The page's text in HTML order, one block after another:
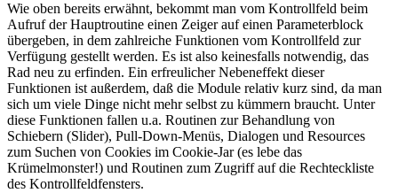
Wie oben bereits erwähnt, bekommt man vom Kontrollfeld beim
Aufruf der Hauptroutine einen Zeiger auf einen Parameterblock
übergeben, in dem zahlreiche Funktionen vom Kontrollfeld zur
Verfügung gestellt werden. Es ist also keinesfalls notwendig, das
Rad neu zu erfinden. Ein erfreulicher Nebeneffekt dieser
Funktionen ist außerdem, daß die Module relativ kurz sind, da man
sich um viele Dinge nicht mehr selbst zu kümmern braucht. Unter
diese Funktionen fallen u.a. Routinen zur Behandlung von
Schiebern (Slider), Pull-Down-Menüs, Dialogen und Resources
zum Suchen von Cookies im Cookie-Jar (es lebe das
Krümelmonster!) und Routinen zum Zugriff auf die Rechteckliste
des Kontrollfeldfensters.